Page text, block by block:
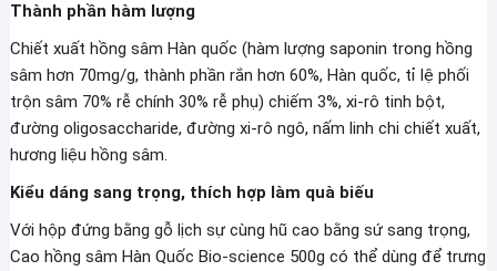
Thành phần hàm lượng
Chiết xuất hồng sâm Hàn quốc (hàm lượng saponin trong hồng
sâm hơn 70mg/g, thành phần rắn hơn 60%, Hàn quốc, tỉ lệ phối
trộn sâm 70% rễ chính 30% rễ phụ) chiếm 3%, xi-rô tinh bột,
đường oligosaccharide, đường xi-rô ngô, nấm linh chi chiết xuất,
hương liệu hồng sâm.
Kiểu dáng sang trọng, thích hợp làm quà biếu
Với hộp đứng bằng gỗ lịch sự cùng hũ cao bằng sứ sang trọng,
Cao hồng sâm Hàn Quốc Bio-science 500g có thể dùng để trưng